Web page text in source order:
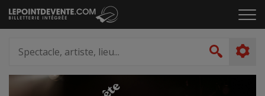
Passer
au
le
artiste,
lieu...